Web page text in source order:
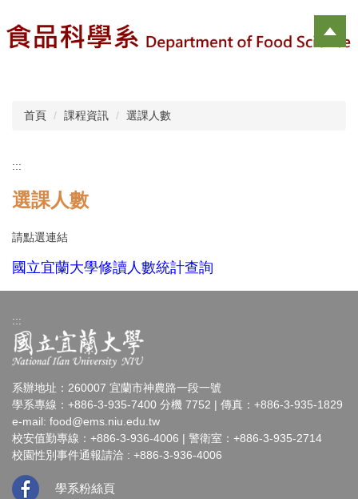
到
主
首頁 課程資訊 選課人數
:::
選課人數
請點選連結
國立宜蘭大學修讀人數統計查詢
:::
系辦地址：260007 宜蘭市神農路一段一號
學系專線：+886-3-935-7400 分機 7752 | 傳真：+886-3-935-1829
e-mail: food@ems.niu.edu.tw
校安值勤專線：+886-3-936-4006 | 警衛室：+886-3-935-2714
校園性別事件通報請洽 : +886-3-936-4006
學系粉絲頁